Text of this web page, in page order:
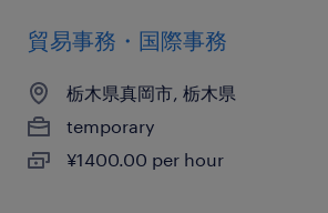
貿易事務・国際事務
栃木県真岡市, 栃木県
temporary
¥1400.00 per hour